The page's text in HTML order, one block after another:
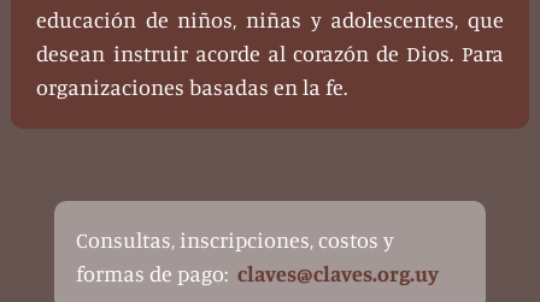
educación de niños, niñas y adolescentes, que
desean instruir acorde al corazón de Dios. Para
organizaciones basadas en la fe.
Consultas, inscripciones, costos y
formas de pago: claves@claves.org.uy